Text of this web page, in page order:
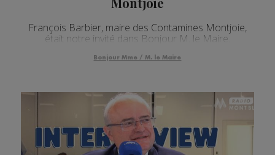
François Barbier, maire des Contamines Montjoie,
était notre invité dans Bonjour M. le Maire.
Bonjour Mme / M. le Maire